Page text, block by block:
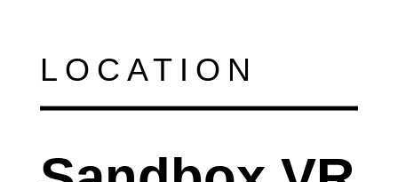
LOCATION